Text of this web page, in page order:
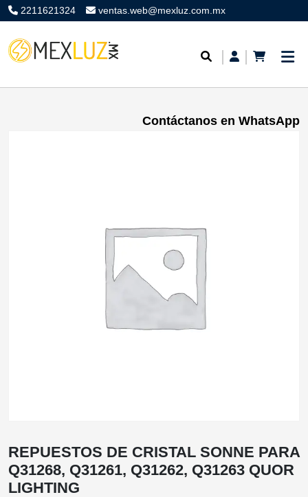
2211621324 ventas.web@mexluz.com.mx
Contáctanos en WhatsApp
REPUESTOS DE CRISTAL SONNE PARA
Q31268, Q31261, Q31262, Q31263 QUOR
LIGHTING